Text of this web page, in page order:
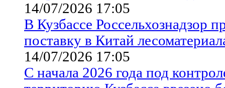
14/07/2026 17:05
В Кузбассе Россельхознадзор
поставку в Китай
14/07/2026 17:05
С начала 2026 года под